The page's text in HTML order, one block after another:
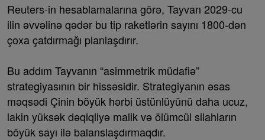
Reuters-in hesablamalarına görə, Tayvan 2029-cu
ilin əvvəlinə qədər bu tip raketlərin sayını 1800-dən
çoxa çatdırmağı planlaşdırır.
Bu addım Tayvanın “asimmetrik müdafiə”
strategiyasının bir hissəsidir. Strategiyanın əsas
məqsədi Çinin böyük hərbi üstünlüyünü daha ucuz,
lakin yüksək dəqiqliyə malik və ölümcül silahların
böyük sayı ilə balanslaşdırmaqdır.